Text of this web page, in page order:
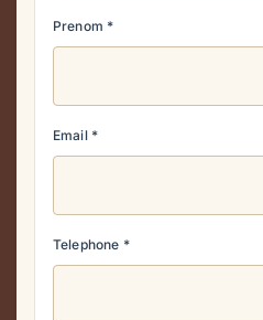
Prenom *
Email *
Telephone *